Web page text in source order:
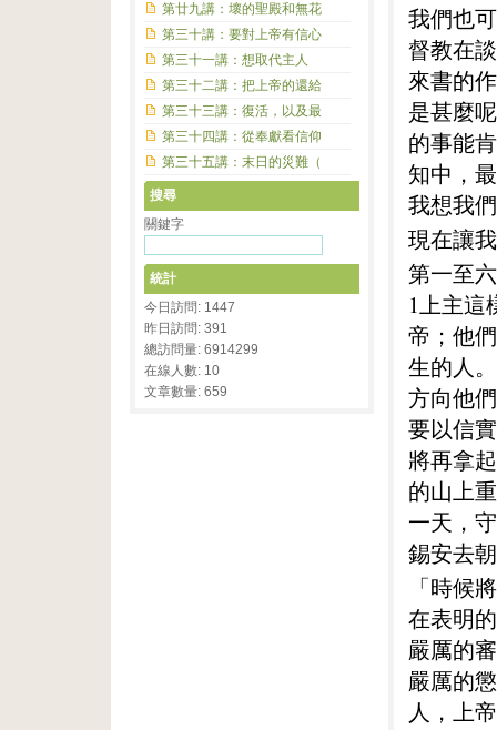
我們也
督教在
來書的
是甚麼
的事能
知中，
我想我
現在讓
第一至
1上主這
帝；他
生的人
方向他
要以信
將再拿
的山上
一天，
錫安去
「時候
在表明
嚴厲的
嚴厲的
人，上
第廿九講：壞的聖殿和無花
第三十講：要對上帝有信心
第三十一講：想取代主人
第三十二講：把上帝的還給
第三十三講：復活，以及最
第三十四講：從奉獻看信仰
第三十五講：末日的災難（
搜尋
關鍵字
統計
今日訪問: 1447
昨日訪問: 391
總訪問量: 6914299
在線人數: 10
文章數量: 659